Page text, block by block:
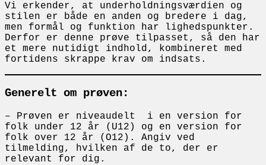
Vi erkender, at underholdningsværdien og
stilen er både en anden og bredere i dag,
men formål og funktion har lighedspunkter.
Derfor er denne prøve tilpasset, så den har
et mere nutidigt indhold, kombineret med
fortidens skrappe krav om indsats.
Generelt om prøven:
– Prøven er niveaudelt i en version for
folk under 12 år (U12) og en version for
folk over 12 år (O12). Angiv ved
tilmelding, hvilken af de to, der er
relevant for dig.